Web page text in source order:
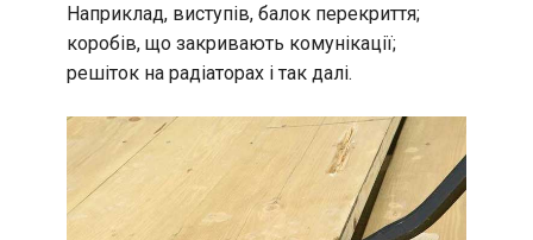
Наприклад, виступів, балок перекриття;
коробів, що закривають комунікації;
решіток на радіаторах і так далі.